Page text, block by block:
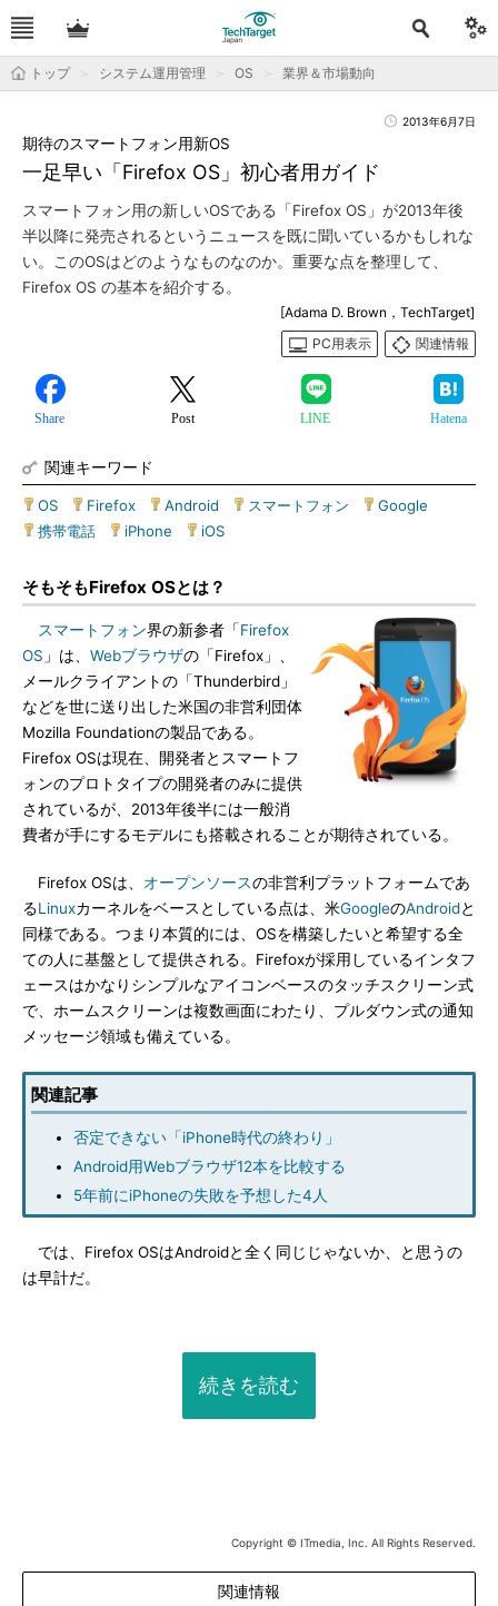
トップ システム運用管理 OS 業界＆市場動向
2013年6月7日
一足早い「Firefox OS」初心者用ガイド
期待のスマートフォン用新OS
スマートフォン用の新しいOSである「Firefox OS」が2013年後
半以降に発売されるというニュースを既に聞いているかもしれな
い。このOSはどのようなものなのか。重要な点を整理して、
Firefox OS の基本を紹介する。
[Adama D. Brown，TechTarget]
PC用表示
関連情報
Share Post LINE Hatena
関連キーワード
OS Firefox Android スマートフォン Google
携帯電話
iPhone iOS
そもそもFirefox OSとは？
スマートフォン界の新参者「Firefox
OS 」は、 Webブラウザの「Firefox」、
メールクライアントの「Thunderbird」
などを世に送り出した米国の非営利団体
Mozilla Foundationの製品である。
Firefox OSは現在、開発者とスマートフ
ォンのプロトタイプの開発者のみに提供
されているが、2013年後半には一般消
費者が手にするモデルにも搭載されることが期待されている。
Firefox OSは、 オープンソースの非営利プラットフォームであ
るLinuxカーネルをベースとしている点は、米GoogleのAndroidと
同様である。つまり本質的には、OSを構築したいと希望する全
ての人に基盤として提供される。Firefoxが採用しているインタフ
ェースはかなりシンプルなアイコンベースのタッチスクリーン式
で、ホームスクリーンは複数画面にわたり、プルダウン式の通知
メッセージ領域も備えている。
関連記事
否定できない「iPhone時代の終わり」
Android用Webブラウザ12本を比較する
5年前にiPhoneの失敗を予想した4人
では、Firefox OSはAndroidと全く同じじゃないか、と思うの
は早計だ。
続きを読む
Copyright © ITmedia, Inc. All Rights Reserved.
関連情報